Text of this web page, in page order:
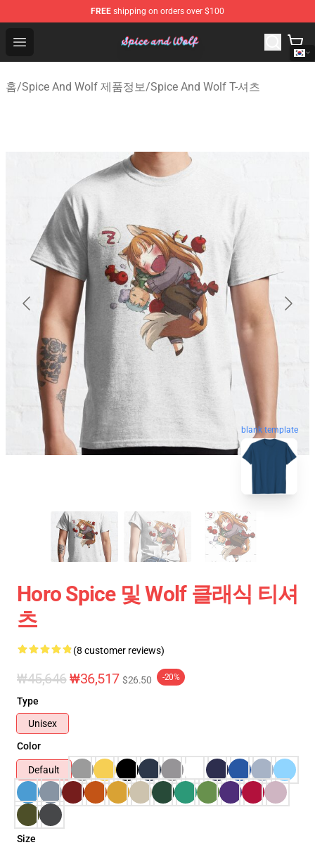
FREE shipping on orders over $100
Open menu
Spice And Wolf Store - Official Spice And Wolf
홈/Spice And Wolf 제품정보/Spice And Wolf T-셔츠
blank template
Horo Spice 및 Wolf 클래식 티셔
츠
(8 customer reviews)
₩45,646₩36,517 $26.50 -20%
Type
Unisex
Color
Default
Size